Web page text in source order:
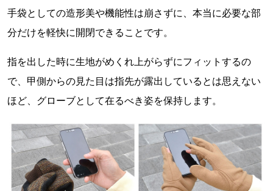
手袋としての造形美や機能性は崩さずに、本当に必要な部
分だけを軽快に開閉できることです。
指を出した時に生地がめくれ上がらずにフィットするの
で、甲側からの見た目は指先が露出しているとは思えない
ほど、グローブとして在るべき姿を保持します。